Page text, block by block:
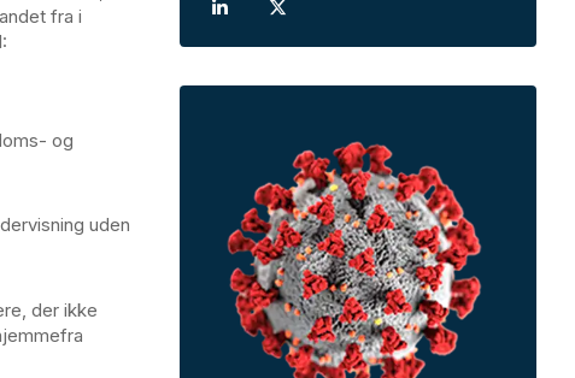
fra i
og
uden
der ikke